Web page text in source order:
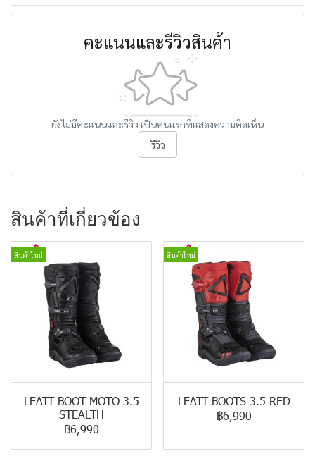
คะแนนและรีวิวสินค้า
ยังไม่มีคะแนนและรีวิว เป็นคนแรกที่แสดงความคิดเห็น
รีวิว
สินค้าที่เกี่ยวข้อง
สินค้าใหม่
LEATT BOOT MOTO 3.5
STEALTH
฿6,990
สินค้าใหม่
LEATT BOOTS 3.5 RED
฿6,990